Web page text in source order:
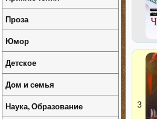
3
Проза
Юмор
Детское
Дом и семья
Наука, Образование